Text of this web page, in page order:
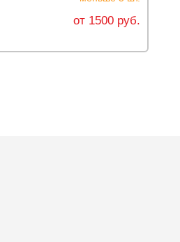
от 1500 руб.